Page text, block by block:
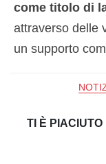
come titolo di
attraverso delle
un supporto
TI È